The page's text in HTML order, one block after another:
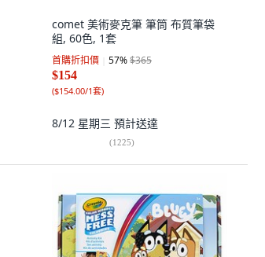
comet 美術麥克筆 筆筒 布質筆袋
組, 60色, 1套
首購折扣價 57%$365
$154
($154.00/1套)
8/12 星期三 預計送達
(1225)